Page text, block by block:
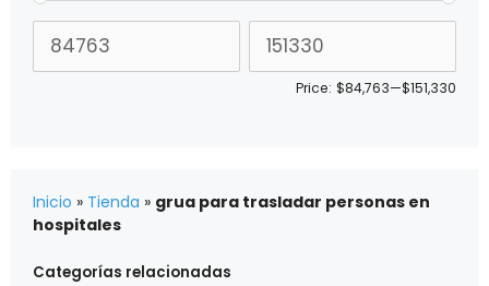
Price: $84,763—$151,330
Inicio » Tienda » grua para trasladar personas en
hospitales
Categorías relacionadas